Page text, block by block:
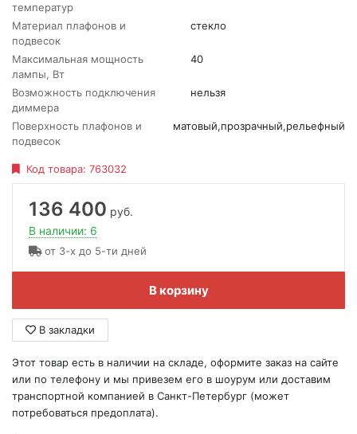
температур
Материал плафонов и
подвесок
стекло
Максимальная мощность
лампы, Вт
40
Возможность подключения
диммера
нельзя
Поверхность плафонов и
подвесок
матовый,прозрачный,рельефный
Код товара: 763032
136 400 руб.
В наличии: 6
от 3-х до 5-ти дней
В корзину
В закладки
Этот товар есть в наличии на складе, оформите заказ на сайте
или по телефону и мы привезем его в шоурум или доставим
транспортной компанией в Санкт-Петербург (может
потребоваться предоплата).